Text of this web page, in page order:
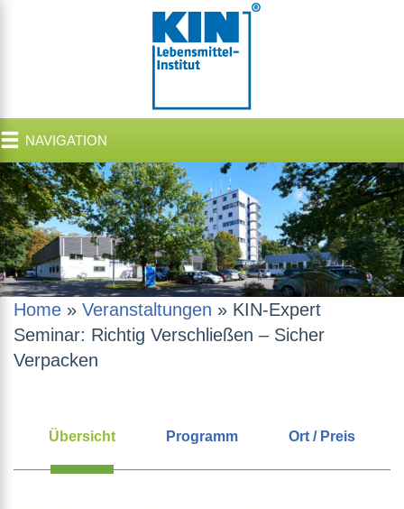
NAVIGATION
Home » Veranstaltungen » KIN-Expert
Seminar: Richtig Verschließen – Sicher
Verpacken
Übersicht Programm Ort / Preis